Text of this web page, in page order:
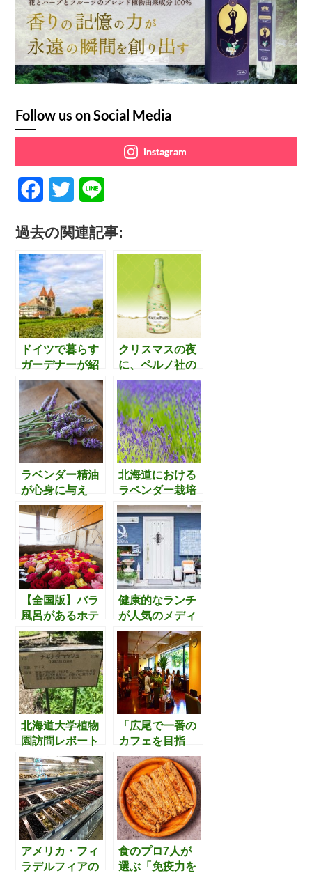
Follow us on Social Media
instagram
c
e
b
o
o
k
i
t
t
e
r
n
過去の関連記事:
ドイツで暮らす
ガーデナーが紹
介する、”花の楽
園”【マイナウ
島】の魅力。”修
道院の島”【ライ
ヒェナウ島】も
気になる！
クリスマスの夜
に、ペルノ社の
ハーブ・柑橘フ
レーバーのスパ
ークリングワイ
ンで乾杯するの
も良さそうで
す。
ラベンダー精油
が心身に与え
る”科学的に証明
された”８つの効
果をシンプルに
まとめた記事に
ついて
北海道における
ラベンダー栽培
の歴史背景を取
り上げた物語
【第一部】
【全国版】バラ
風呂があるホテ
ル10選 ＆
【東日本版】ロ
ーズガーデンが
あるホテル6選
健康的なランチ
が人気のメディ
カルハーブ専門
店「Diana
cafe(ディアーナ
カフェ)」＠兵庫
県三木市
北海道大学植物
園訪問レポート
【北方民族（ア
イヌ・ニブフ・
ウィルタ）が愛
用した植物編】
「広尾で一番の
カフェを目指
す」聖心女子大
学の学生食堂
【カフェ ジャス
ミン】の意識レ
ベルの高さに驚
かされます
アメリカ・フィ
ラデルフィアの
食のプロ7人が
選ぶ「免疫力を